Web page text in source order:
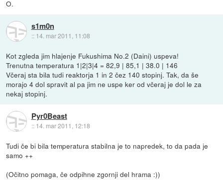
O.
s1m0n
:: 14. mar 2011, 11:08
Kot zgleda jim hlajenje Fukushima No.2 (Daini) uspeva!
Trenutna temperatura 1|2|3|4 = 82,9 | 85,1 | 38.0 | 146
Včeraj sta bila tudi reaktorja 1 in 2 čez 140 stopinj. Tak, da še
morajo 4 dol spravit al pa jim ne uspe ker od včeraj je dol le za
nekaj stopinj.
Pyr0Beast
:: 14. mar 2011, 12:18
Tudi če bi bila temperatura stabilna je to napredek, to da pada je
samo ++
(Očitno pomaga, če odpihne zgornji del hrama :))